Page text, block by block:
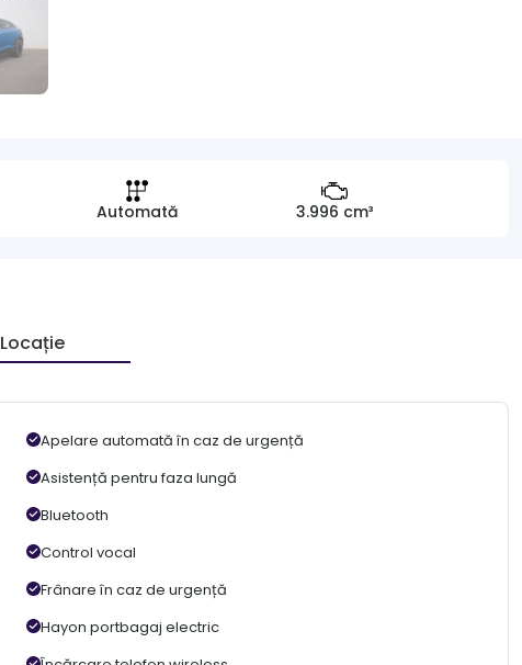
Automată 3.996 cm³
Locație
Apelare automată în caz de urgență
Asistență pentru faza lungă
Bluetooth
Control vocal
Frânare în caz de urgență
Hayon portbagaj electric